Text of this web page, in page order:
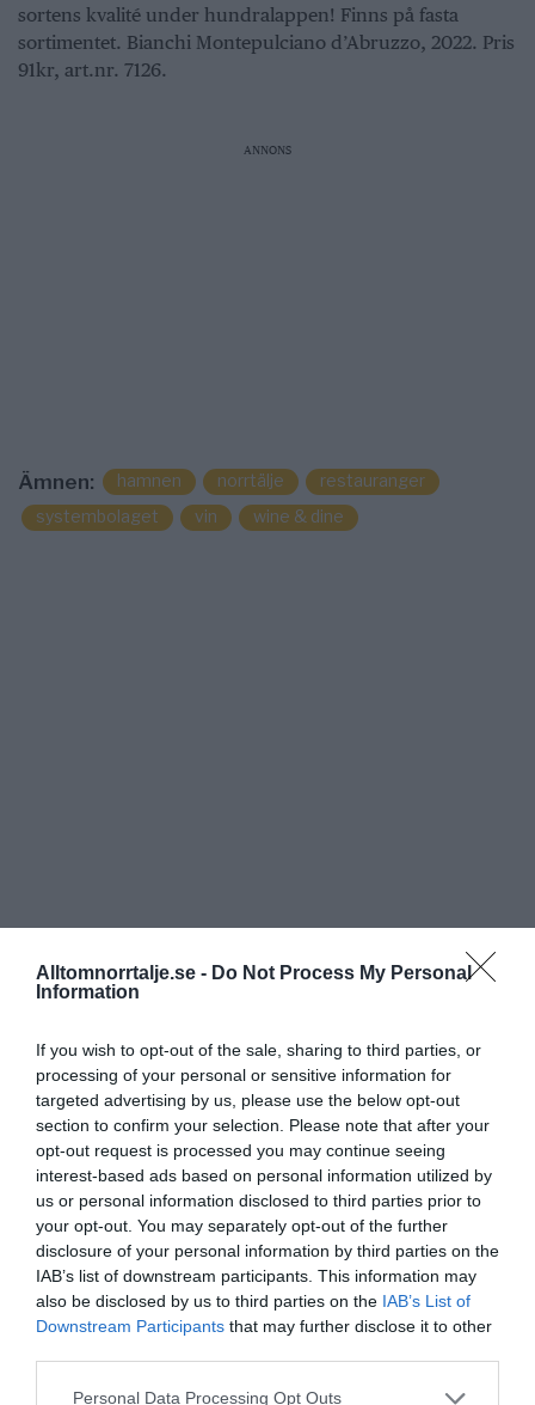
Alltomnorrtalje.se - Do Not Process My Personal
Information
If you wish to opt-out of the sale, sharing to third parties, or
processing of your personal or sensitive information for
targeted advertising by us, please use the below opt-out
section to confirm your selection. Please note that after your
opt-out request is processed you may continue seeing
interest-based ads based on personal information utilized by
us or personal information disclosed to third parties prior to
your opt-out. You may separately opt-out of the further
disclosure of your personal information by third parties on the
IAB’s list of downstream participants. This information may
also be disclosed by us to third parties on the IAB’s List of
Downstream Participants that may further disclose it to other
Personal Data Processing Opt Outs
sortens kvalité under hundralappen! Finns på fasta
sortimentet. Bianchi Montepulciano d’Abruzzo, 2022. Pris
91kr, art.nr. 7126.
ANNONS
Ämnen: hamnen norrtälje
restauranger
systembolaget
vin wine & dine